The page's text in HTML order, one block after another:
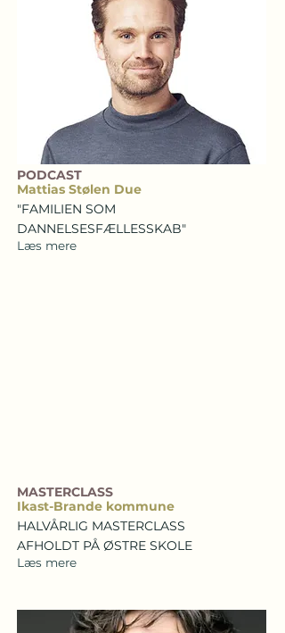
PODCAST
Mattias Stølen Due
"FAMILIEN SOM
DANNELSESFÆLLESSKAB"
Læs mere
MASTERCLASS
Ikast-Brande kommune
HALVÅRLIG MASTERCLASS
AFHOLDT PÅ ØSTRE SKOLE
Læs mere